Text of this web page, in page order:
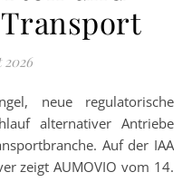
2026
alternativer Antriebe
Auf der IAA
zeigt AUMOVIO vom 14.